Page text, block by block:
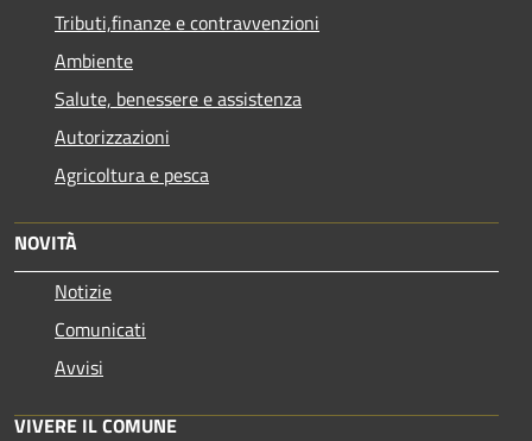
Tributi,finanze e contravvenzioni
Ambiente
Salute, benessere e assistenza
Autorizzazioni
Agricoltura e pesca
NOVITÀ
Notizie
Comunicati
Avvisi
VIVERE IL COMUNE